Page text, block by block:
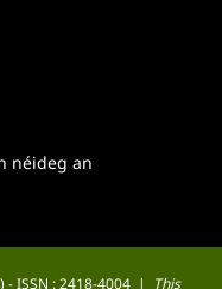
néideg an
ISSN : 2418-4004 | This